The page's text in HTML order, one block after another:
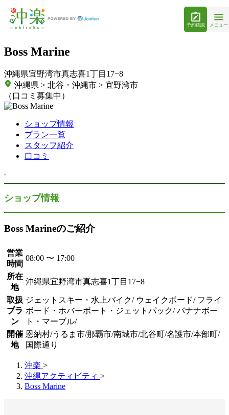
予約確認 メニュー
Boss Marine
沖縄県宜野湾市真志喜1丁目17−8
沖縄県 > 北谷・沖縄市 > 宜野湾市
（口コミ募集中）
ショップ情報
プラン一覧
スタッフ紹介
口コミ
ショップ情報
Boss Marineのご紹介
営業
時間
08:00 〜 17:00
所在
地
沖縄県宜野湾市真志喜1丁目17−8
取扱
プラ
ン
ジェットスキー・水上バイク/ ウェイクボード/ フライ
ボード・ホバーボート・ジェットパック/ バナナボー
ト・マーブル/
開催
地
恩納村/うるま市/那覇市/南城市/北谷町/名護市/本部町/
国際通り
沖楽 >
沖縄アクティビティ >
Boss Marine